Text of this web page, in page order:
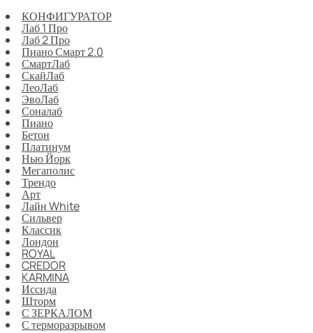
КОНФИГУРАТОР
Лаб 1 Про
Лаб 2 Про
Пиано Смарт 2.0
СмартЛаб
СкайЛаб
ЛеоЛаб
ЭвоЛаб
Соналаб
Пиано
Бетон
Платинум
Нью Йорк
Мегаполис
Трендо
Арт
Лайн White
Сильвер
Классик
Лондон
ROYAL
CREDOR
KARMINA
Иссида
Шторм
С ЗЕРКАЛОМ
С терморазрывом